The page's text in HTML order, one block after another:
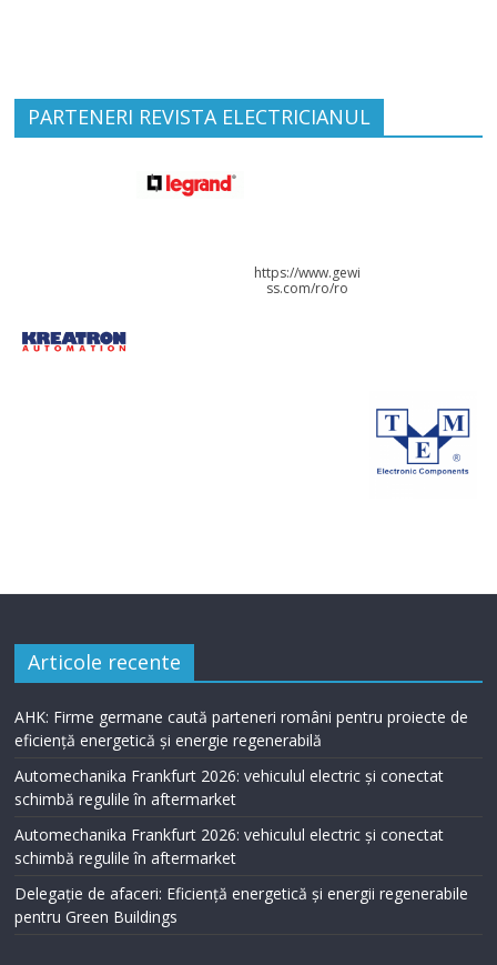
PARTENERI REVISTA ELECTRICIANUL
https://www.gewi
ss.com/ro/ro
Articole recente
AHK: Firme germane caută parteneri români pentru proiecte de
eficiență energetică și energie regenerabilă
Automechanika Frankfurt 2026: vehiculul electric și conectat
schimbă regulile în aftermarket
Automechanika Frankfurt 2026: vehiculul electric și conectat
schimbă regulile în aftermarket
Delegație de afaceri: Eficiență energetică și energii regenerabile
pentru Green Buildings